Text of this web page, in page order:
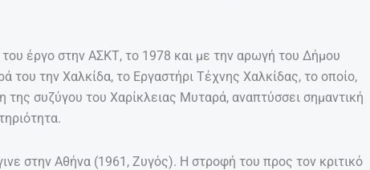
έργο στην ΑΣΚΤ, το 1978 και με την αρωγή του Δήμου
του την Χαλκίδα, το Εργαστήρι Τέχνης Χαλκίδας, το οποίο,
της συζύγου του Χαρίκλειας Μυταρά, αναπτύσσει σημαντική
στην Αθήνα (1961, Ζυγός). Η στροφή του προς τον κριτικό